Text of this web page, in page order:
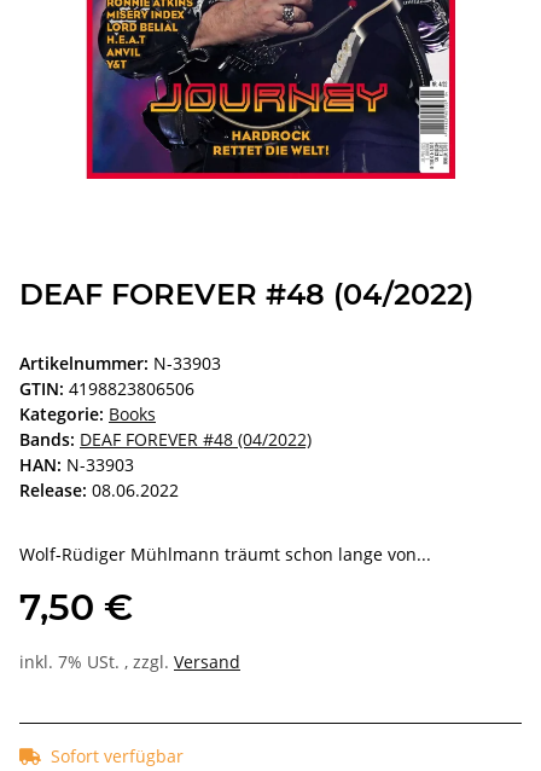
DEAF FOREVER #48 (04/2022)
Artikelnummer: N-33903
GTIN: 4198823806506
Kategorie: Books
Bands: DEAF FOREVER #48 (04/2022)
HAN: N-33903
Release: 08.06.2022
Wolf-Rüdiger Mühlmann träumt schon lange von...
7,50 €
inkl. 7% USt. , zzgl. Versand
Sofort verfügbar